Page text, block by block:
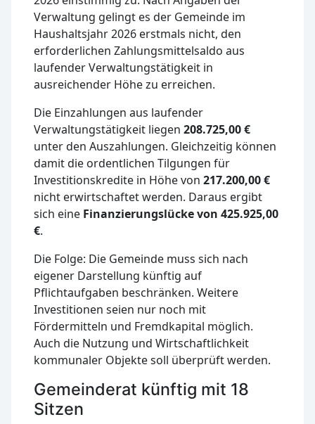
Verwaltung gelingt es der Gemeinde im
Haushaltsjahr 2026 erstmals nicht, den
erforderlichen Zahlungsmittelsaldo aus
laufender Verwaltungstätigkeit in
ausreichender Höhe zu erreichen.
Die Einzahlungen aus laufender
Verwaltungstätigkeit liegen 208.725,00 €
unter den Auszahlungen. Gleichzeitig können
damit die ordentlichen Tilgungen für
Investitionskredite in Höhe von 217.200,00 €
nicht erwirtschaftet werden. Daraus ergibt
sich eine Finanzierungslücke von 425.925,00
€.
Die Folge: Die Gemeinde muss sich nach
eigener Darstellung künftig auf
Pflichtaufgaben beschränken. Weitere
Investitionen seien nur noch mit
Fördermitteln und Fremdkapital möglich.
Auch die Nutzung und Wirtschaftlichkeit
kommunaler Objekte soll überprüft werden.
Gemeinderat künftig mit 18
Sitzen